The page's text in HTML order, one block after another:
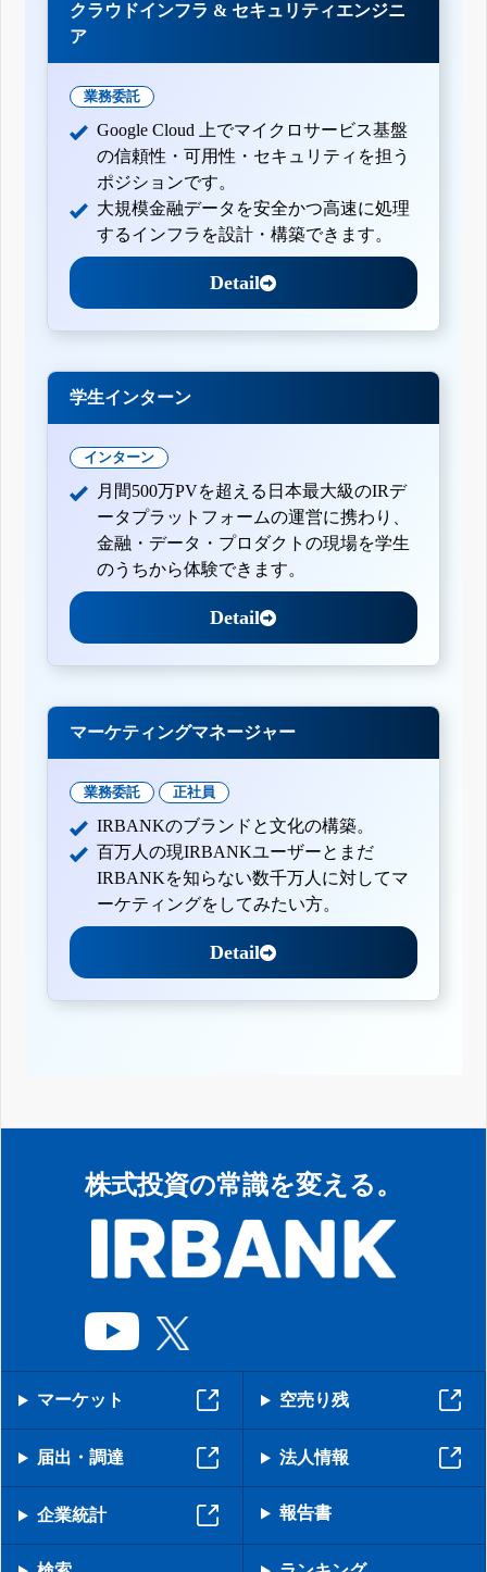
クラウドインフラ & セキュリティエンジニ
ア
業務委託
Google Cloud 上でマイクロサービス基盤
の信頼性・可用性・セキュリティを担う
ポジションです。
大規模金融データを安全かつ高速に処理
するインフラを設計・構築できます。
Detail
学生インターン
インターン
月間500万PVを超える日本最大級のIRデ
ータプラットフォームの運営に携わり、
金融・データ・プロダクトの現場を学生
のうちから体験できます。
Detail
マーケティングマネージャー
業務委託 正社員
IRBANKのブランドと文化の構築。
百万人の現IRBANKユーザーとまだ
IRBANKを知らない数千万人に対してマ
ーケティングをしてみたい方。
Detail
株式投資の常識を変える。
マーケット 空売り残
届出・調達 法人情報
企業統計 報告書